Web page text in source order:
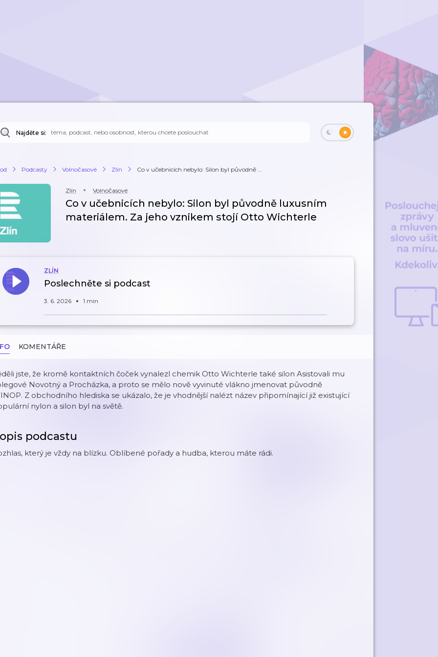
Najděte si:
Podcasty Volnočasové Zlín Co v učebnicích nebylo: Silon byl původně ...
Zlín Volnočasové
Co v učebnicích nebylo: Silon byl původně luxusním
materiálem. Za jeho vznikem stojí Otto Wichterle
ZLÍN
Poslechněte si podcast
3. 6. 2026 1 min
KOMENTÁŘE
jste, že kromě kontaktních čoček vynalezl chemik Otto Wichterle také silon Asistovali mu
Novotný a Procházka, a proto se mělo nově vyvinuté vlákno jmenovat původně
Z obchodního hlediska se ukázalo, že je vhodnější nalézt název připomínající již existující
nylon a silon byl na světě.
podcastu
který je vždy na blízku. Oblíbené pořady a hudba, kterou máte rádi.